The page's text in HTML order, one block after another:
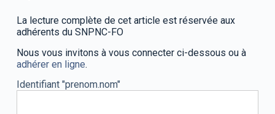
La lecture complète de cet article est réservée aux
adhérents du SNPNC-FO
Nous vous invitons à vous connecter ci-dessous ou à
adhérer en ligne.
Identifiant "prenom.nom"